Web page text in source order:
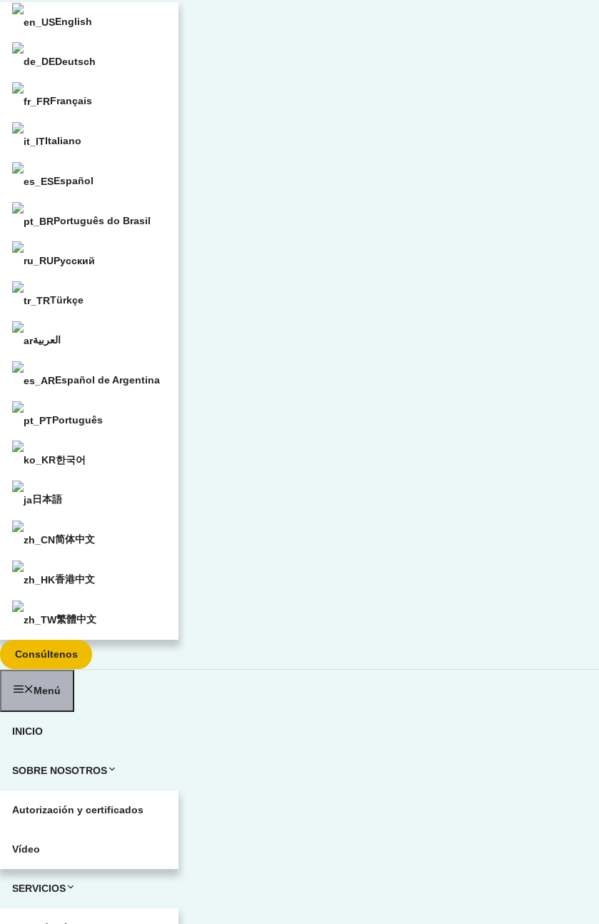
English
Deutsch
Français
Italiano
Español
Português do Brasil
Русский
Türkçe
العربية
Español de Argentina
Português
한국어
日本語
简体中文
香港中文
繁體中文
Consúltenos
Menú
INICIO
SOBRE NOSOTROS
Autorización y certificados
Vídeo
SERVICIOS